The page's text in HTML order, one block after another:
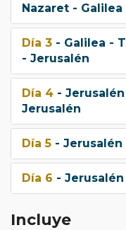
Nazaret - Galilea
Día 3 - Galilea -
- Jerusalén
Día 4 -
Jerusalén
Día 5 - Jerusalén
Día 6 -
Incluye